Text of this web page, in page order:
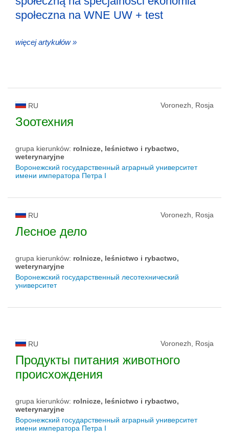
społeczna na WNE UW + test
więcej artykułów »
RU Voronezh, Rosja
Зоотехния
grupa kierunków: rolnicze, leśnictwo i rybactwo,
weterynaryjne
Воронежский государственный аграрный университет
имени императора Петра I
RU Voronezh, Rosja
Лесное дело
grupa kierunków: rolnicze, leśnictwo i rybactwo,
weterynaryjne
Воронежский государственный лесотехнический
университет
RU Voronezh, Rosja
Продукты питания животного
происхождения
grupa kierunków: rolnicze, leśnictwo i rybactwo,
weterynaryjne
Воронежский государственный аграрный университет
имени императора Петра I